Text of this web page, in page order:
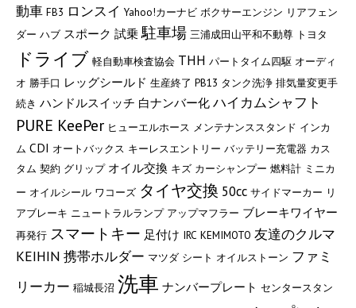
動車 FB3 ロンスイ Yahoo!カーナビ ボクサーエンジン リアフェン
ダー ハブ スポーク 試乗 駐車場 三浦成田山平和不動尊 トヨタ
ドライブ 軽自動車検査協会 THH パートタイム四駆 オーディ
オ 勝手口 レッグシールド 生産終了 PB13 タンク洗浄 排気量変更手
続き ハンドルスイッチ 白ナンバー化 ハイカムシャフト
PURE KeePer ヒューエルホース メンテナンススタンド インカ
ム CDI オートバックス キーレスエントリー バッテリー充電器 カス
タム 契約 グリップ オイル交換 キズ カーシャンプー 燃料計 ミニカ
ー オイルシール ワコーズ タイヤ交換 50cc サイドマーカー リ
アブレーキ ニュートラルランプ アップマフラー ブレーキワイヤー
再発行 スマートキー 足付け IRC KEMIMOTO 友達のクルマ
KEIHIN 携帯ホルダー マツダ シート オイルストーン ファミ
リーカー 稲城長沼 洗車 ナンバープレート センタースタン